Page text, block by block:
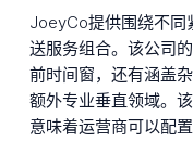
JoeyCo提供围绕不同
送服务组合。该公司
前时间窗，还有涵盖
额外专业垂直领域。
意味着运营商可以配